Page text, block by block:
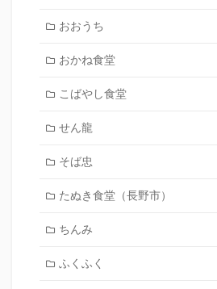
おおうち
おかね食堂
こばやし食堂
せん龍
そば忠
たぬき食堂（長野市）
ちんみ
ふくふく